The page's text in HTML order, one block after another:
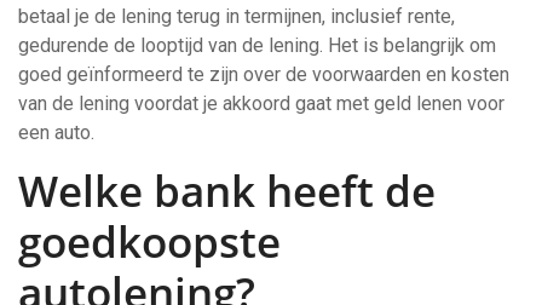
betaal je de lening terug in termijnen, inclusief rente,
gedurende de looptijd van de lening. Het is belangrijk om
goed geïnformeerd te zijn over de voorwaarden en kosten
van de lening voordat je akkoord gaat met geld lenen voor
een auto.
Welke bank heeft de
goedkoopste
autolening?